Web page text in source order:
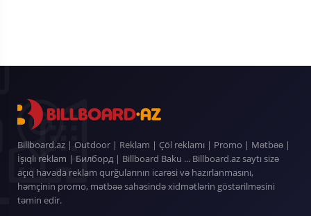
Billboard.az | Outdoor | Reklam | Çöl reklamı | Promo | Mətbəə |
İşıqlı reklam | Билборд | Billboard Baku ... Billboard.az saytı sizə
açıq havada reklam qurğularının icarəsi və hazırlanmasını,
həmçinin promo, mətbəə sahəsində xidmətlərin göstərilməsini
təmin edir.